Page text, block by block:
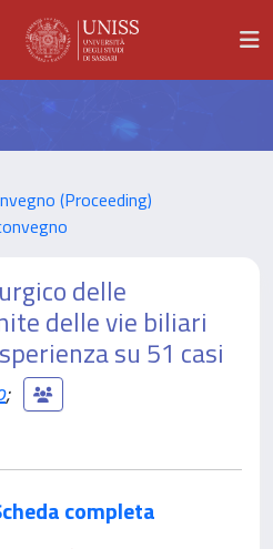
(Proceeding)
delle
delle vie biliari
su 51 casi
;
completa